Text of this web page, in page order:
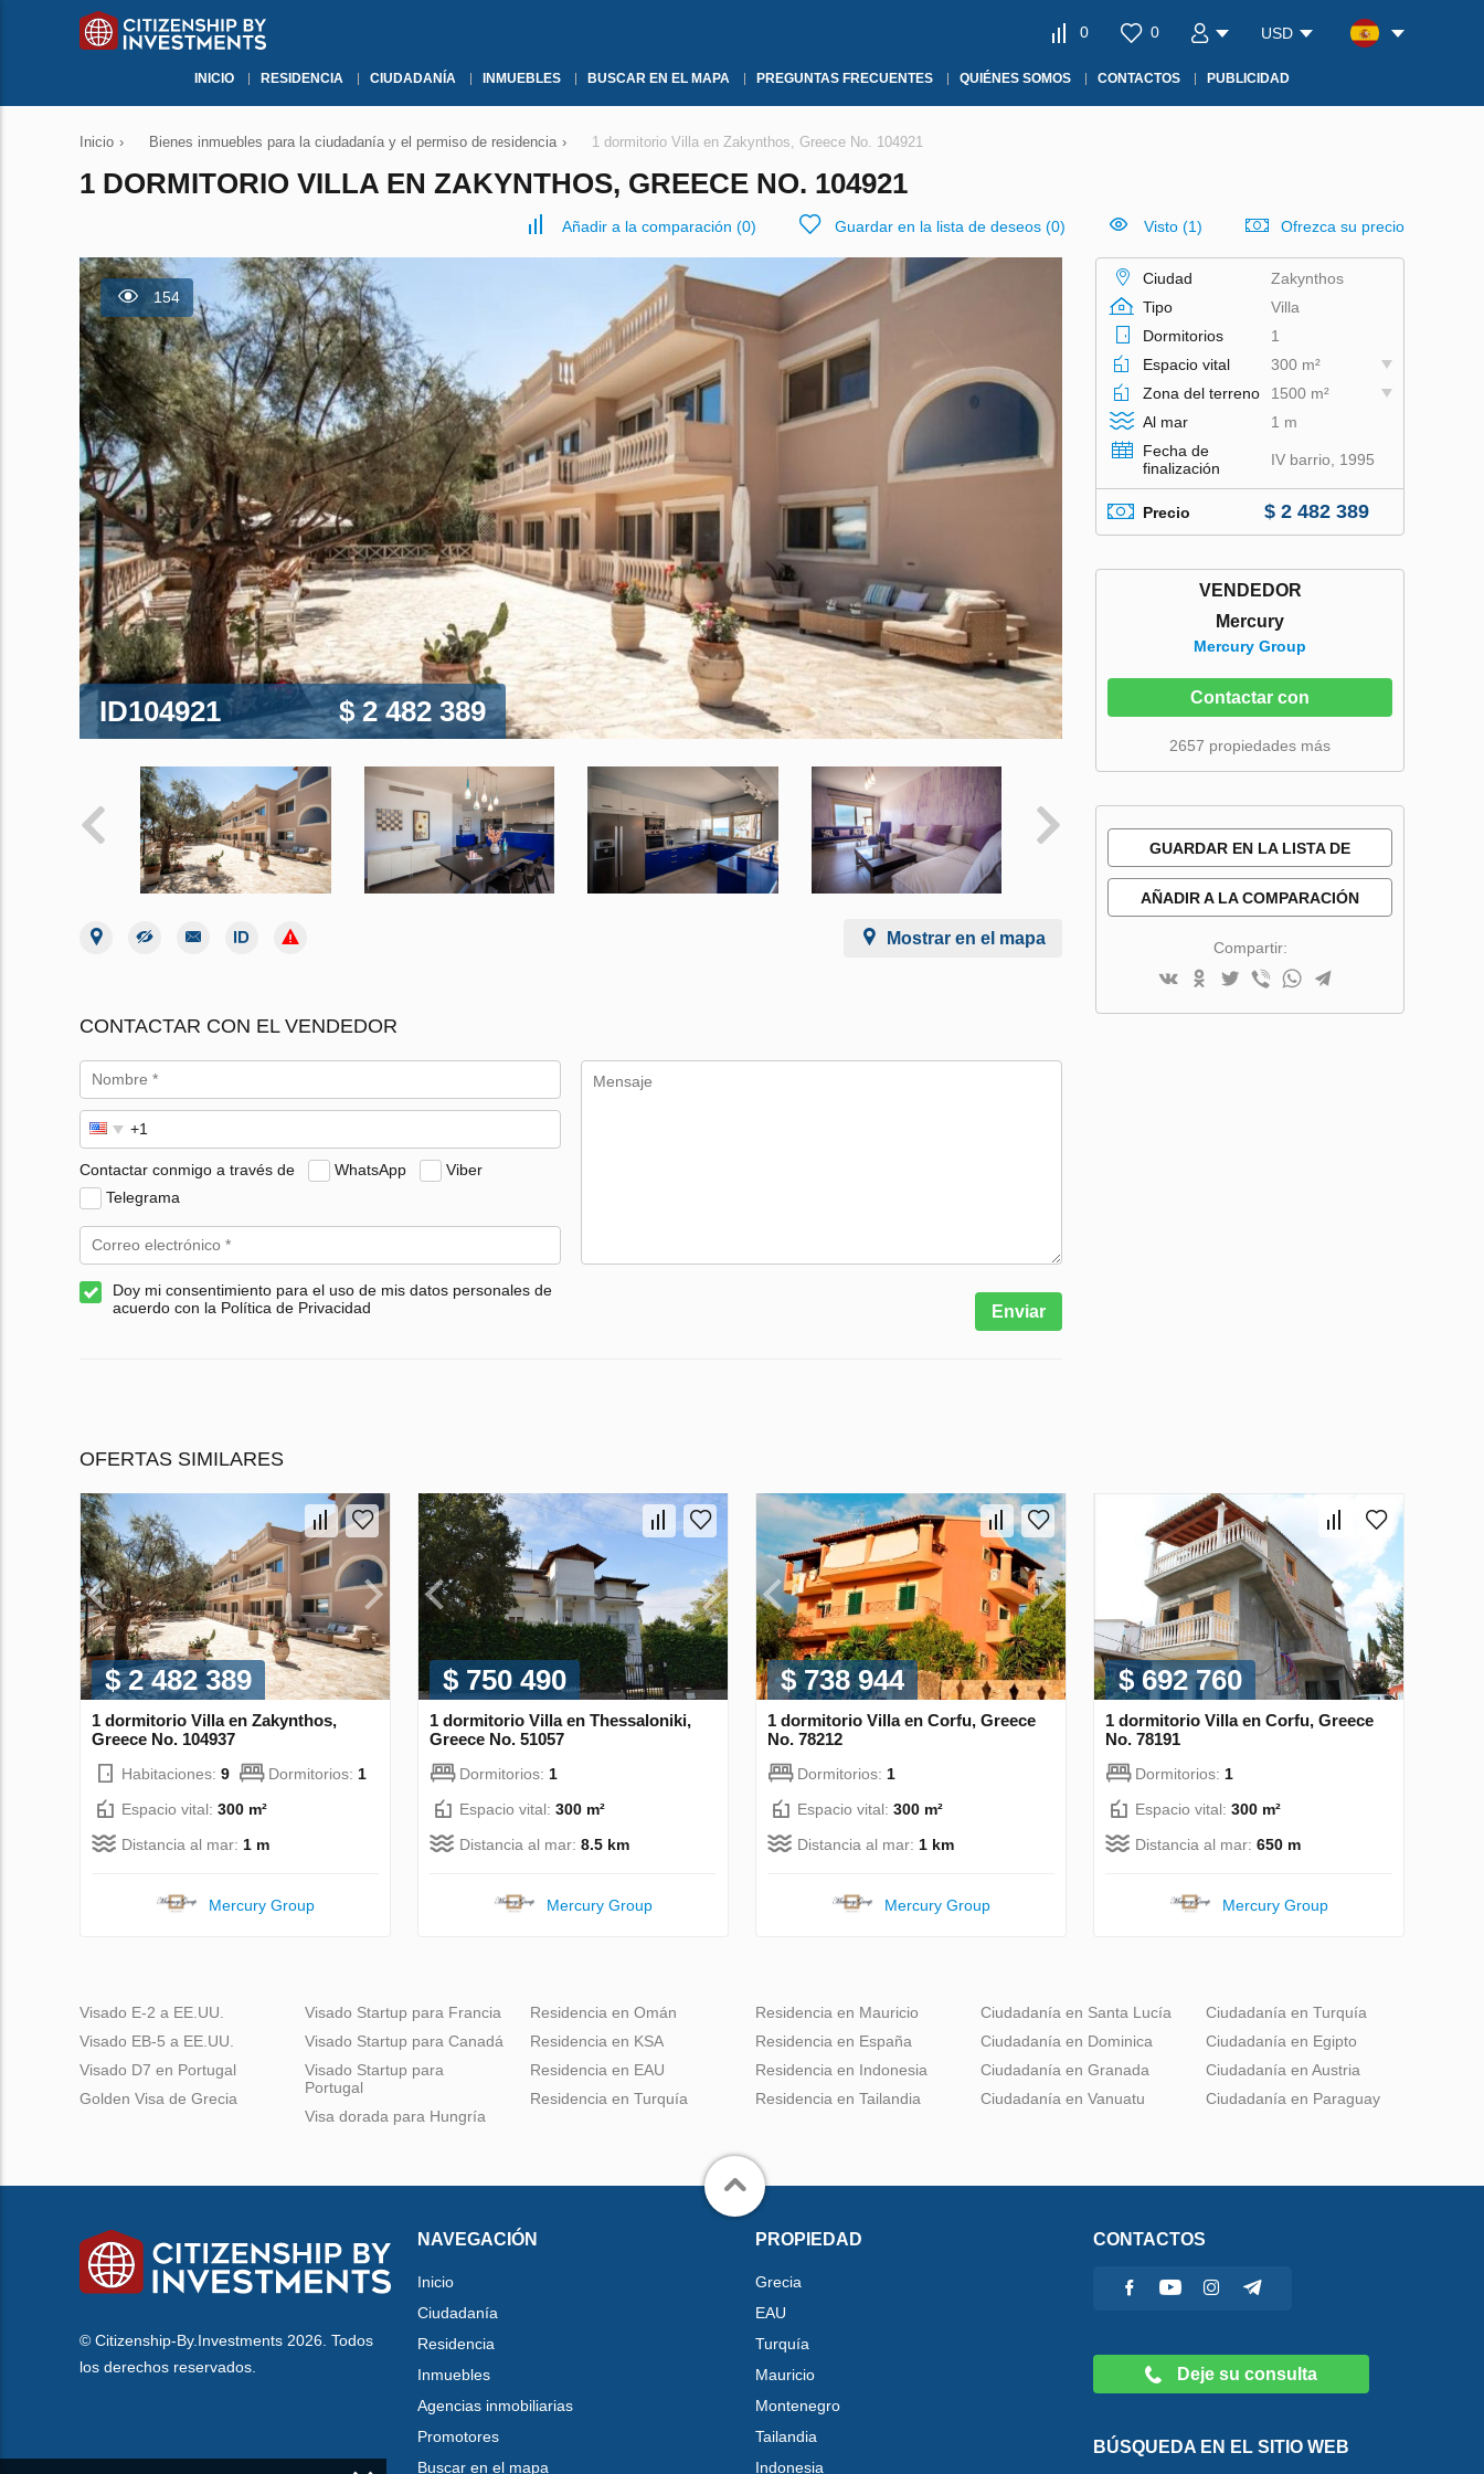
0 0 USD
INICIO RESIDENCIA CIUDADANÍA INMUEBLES BUSCAR EN EL MAPA PREGUNTAS FRECUENTES QUIÉNES SOMOS CONTACTOS PUBLICIDAD
Inicio › Bienes inmuebles para la ciudadanía y el permiso de residencia › 1 dormitorio Villa en Zakynthos, Greece No. 104921
1 DORMITORIO VILLA EN ZAKYNTHOS, GREECE NO. 104921
Añadir a la comparación (0) Guardar en la lista de deseos (0) Visto (1) Ofrezca su precio
154
ID104921 $ 2 482 389
Mostrar en el mapa
CONTACTAR CON EL VENDEDOR
Contactar conmigo a través de WhatsApp
Viber
Telegrama
Doy mi consentimiento para el uso de mis datos personales de
acuerdo con la Política de Privacidad
Enviar
Ciudad
Zakynthos
Tipo
Villa
Dormitorios
1
Espacio vital
300 m²
Zona del terreno
1500 m²
Al mar
1 m
Fecha de
finalización
IV barrio, 1995
Precio $ 2 482 389
VENDEDOR
Mercury
Mercury Group
Contactar con
2657 propiedades más
GUARDAR EN LA LISTA DE
AÑADIR A LA COMPARACIÓN
Compartir:
OFERTAS SIMILARES
$ 2 482 389
1 dormitorio Villa en Zakynthos,
Greece No. 104937
Habitaciones: 9 Dormitorios: 1
Espacio vital: 300 m²
Distancia al mar: 1 m
Mercury Group
$ 750 490
1 dormitorio Villa en Thessaloniki,
Greece No. 51057
Dormitorios: 1
Espacio vital: 300 m²
Distancia al mar: 8.5 km
Mercury Group
$ 738 944
1 dormitorio Villa en Corfu, Greece
No. 78212
Dormitorios: 1
Espacio vital: 300 m²
Distancia al mar: 1 km
Mercury Group
$ 692 760
1 dormitorio Villa en Corfu, Greece
No. 78191
Dormitorios: 1
Espacio vital: 300 m²
Distancia al mar: 650 m
Mercury Group
Visado E-2 a EE.UU.
Visado EB-5 a EE.UU.
Visado D7 en Portugal
Golden Visa de Grecia
Visado Startup para Francia
Visado Startup para Canadá
Visado Startup para
Portugal
Visa dorada para Hungría
Residencia en Omán
Residencia en KSA
Residencia en EAU
Residencia en Turquía
Residencia en Mauricio
Residencia en España
Residencia en Indonesia
Residencia en Tailandia
Ciudadanía en Santa Lucía
Ciudadanía en Dominica
Ciudadanía en Granada
Ciudadanía en Vanuatu
Ciudadanía en Turquía
Ciudadanía en Egipto
Ciudadanía en Austria
Ciudadanía en Paraguay
© Citizenship-By.Investments 2026. Todos
los derechos reservados.
NAVEGACIÓN
Inicio
Ciudadanía
Residencia
Inmuebles
Agencias inmobiliarias
Promotores
Buscar en el mapa
PROPIEDAD
Grecia
EAU
Turquía
Mauricio
Montenegro
Tailandia
Indonesia
CONTACTOS
Deje su consulta
BÚSQUEDA EN EL SITIO WEB